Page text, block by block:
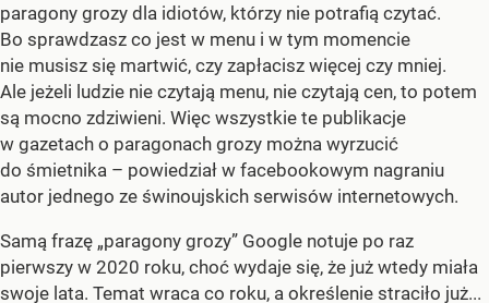
paragony grozy dla idiotów, którzy nie potrafią czytać.
Bo sprawdzasz co jest w menu i w tym momencie
nie musisz się martwić, czy zapłacisz więcej czy mniej.
Ale jeżeli ludzie nie czytają menu, nie czytają cen, to potem
są mocno zdziwieni. Więc wszystkie te publikacje
w gazetach o paragonach grozy można wyrzucić
do śmietnika – powiedział w facebookowym nagraniu
autor jednego ze świnoujskich serwisów internetowych.
Samą frazę „paragony grozy” Google notuje po raz
pierwszy w 2020 roku, choć wydaje się, że już wtedy miała
swoje lata. Temat wraca co roku, a określenie straciło już...